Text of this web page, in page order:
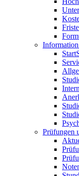
Prüfungen